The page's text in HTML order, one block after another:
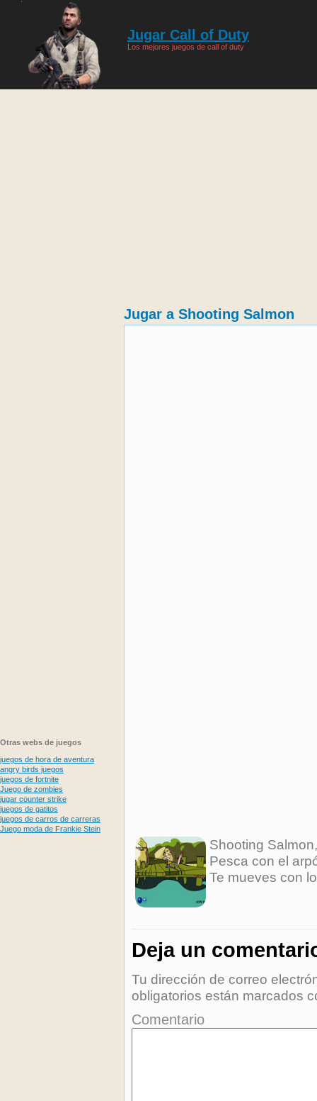
Jugar Call of Duty
Los mejores juegos de call of duty
Otras webs de juegos
juegos de hora de aventura
angry birds juegos
juegos de fortnite
Juego de zombies
jugar counter strike
juegos de gatitos
juegos de carros de carreras
Juego moda de Frankie Stein
Jugar a Shooting Salmon
Shooting Salmon
Pesca con el
Te mueves con
Deja un
Tu dirección de correo
obligatorios están marcados
Comentario